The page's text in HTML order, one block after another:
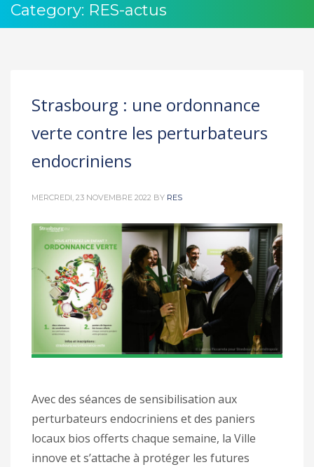
Category: RES-actus
Strasbourg : une ordonnance
verte contre les perturbateurs
endocriniens
MERCREDI, 23 NOVEMBRE 2022 BY RES
Avec des séances de sensibilisation aux
perturbateurs endocriniens et des paniers
locaux bios offerts chaque semaine, la Ville
innove et s’attache à protéger les futures